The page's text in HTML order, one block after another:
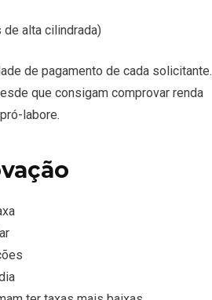
alta cilindrada)
de pagamento de cada solicitante.
que consigam comprovar renda
labore.